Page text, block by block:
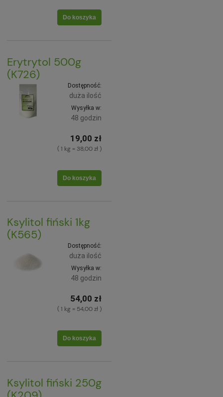
Do koszyka
Erytrytol 500g
(K726)
Dostępność:
duża ilość
Wysyłka w:
48 godzin
19,00 zł
( 1 kg = 38,00 zł )
Do koszyka
Ksylitol fiński 1kg
(K565)
Dostępność:
duża ilość
Wysyłka w:
48 godzin
54,00 zł
( 1 kg = 54,00 zł )
Do koszyka
Ksylitol fiński 250g